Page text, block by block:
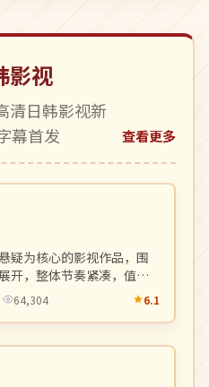
影视
清日韩影视新
幕首发
查看更多
疑为核心的影视作品，围
开，整体节奏紧凑，值得
64,304 6.1